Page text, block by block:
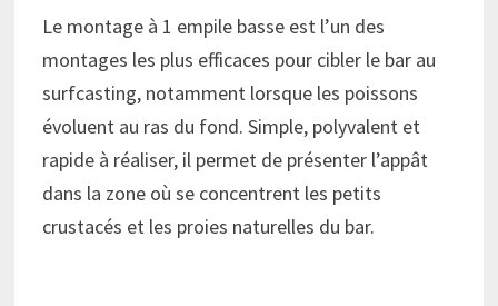
Le montage à 1 empile basse est l’un des
montages les plus efficaces pour cibler le bar au
surfcasting, notamment lorsque les poissons
évoluent au ras du fond. Simple, polyvalent et
rapide à réaliser, il permet de présenter l’appât
dans la zone où se concentrent les petits
crustacés et les proies naturelles du bar.